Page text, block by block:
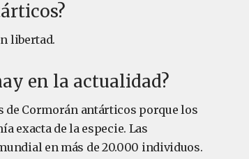
libertad.
en la actualidad?
de Cormorán antárticos porque los
exacta de la especie. Las
en más de 20.000 individuos.